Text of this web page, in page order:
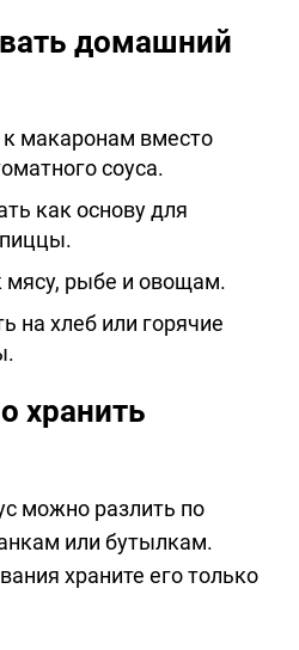
домашний
макаронам вместо
соуса.
как основу для
мясу, рыбе и овощам.
на хлеб или горячие
хранить
можно разлить по
или бутылкам.
храните его только